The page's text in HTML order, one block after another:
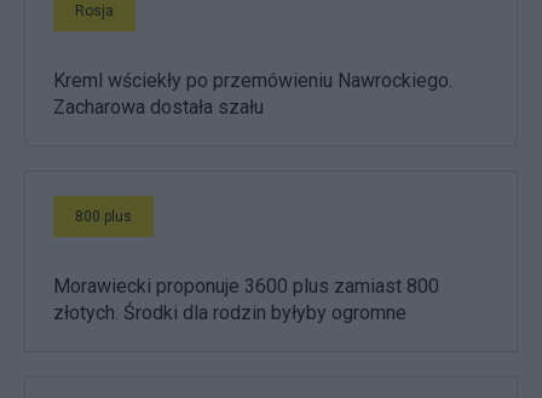
Rosja
Kreml wściekły po przemówieniu Nawrockiego.
Zacharowa dostała szału
800 plus
Morawiecki proponuje 3600 plus zamiast 800
złotych. Środki dla rodzin byłyby ogromne